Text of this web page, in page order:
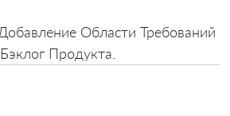
Области Требований
Продукта.